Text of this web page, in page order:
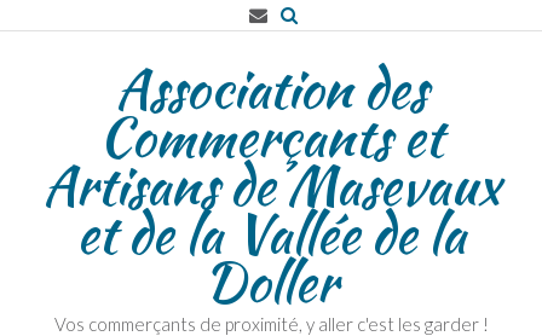
to
Association des
Commerçants et
Artisans de Masevaux
et de la Vallée de la
Doller
Vos commerçants de proximité, y aller c'est les garder !